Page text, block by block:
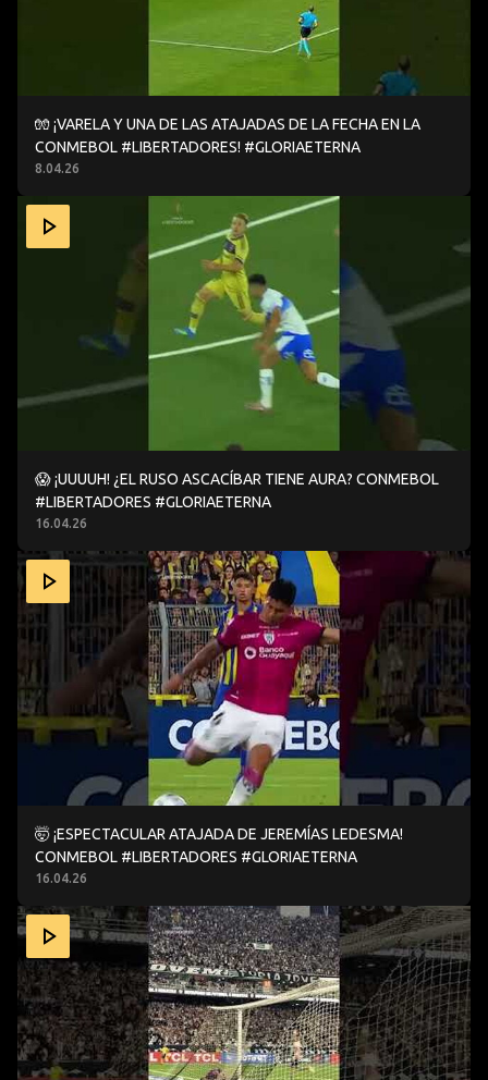
8.04.26
🧤 ¡VARELA Y UNA DE LAS ATAJADAS DE LA FECHA EN LA
CONMEBOL #LIBERTADORES! #GLORIAETERNA
😱 ¡UUUUH! ¿EL RUSO ASCACÍBAR TIENE AURA?
16.04.26
😱 ¡UUUUH! ¿EL RUSO ASCACÍBAR TIENE AURA? CONMEBOL
#LIBERTADORES #GLORIAETERNA
🤯 ¡ESPECTACULAR ATAJADA DE JEREMÍAS LEDESMA!
16.04.26
🤯 ¡ESPECTACULAR ATAJADA DE JEREMÍAS LEDESMA!
CONMEBOL #LIBERTADORES #GLORIAETERNA
UNA VISTA PRIVILEGIADA A UNA DE LAS ATAJADAS DEL